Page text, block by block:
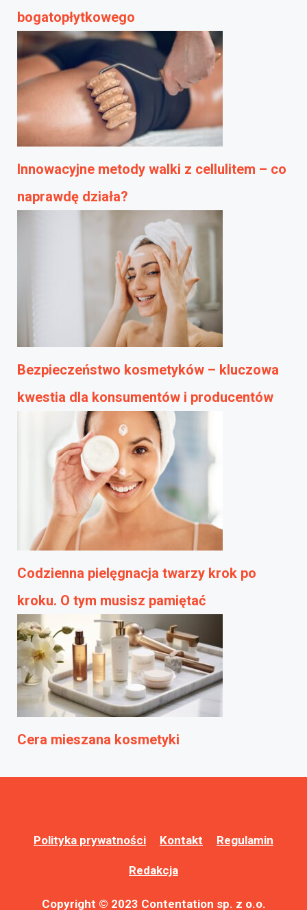
bogatopłytkowego
Innowacyjne metody walki z cellulitem – co
naprawdę działa?
Bezpieczeństwo kosmetyków – kluczowa
kwestia dla konsumentów i producentów
Codzienna pielęgnacja twarzy krok po
kroku. O tym musisz pamiętać
Cera mieszana kosmetyki
Polityka prywatności Kontakt Regulamin
Redakcja
Copyright © 2023 Contentation sp. z o.o.